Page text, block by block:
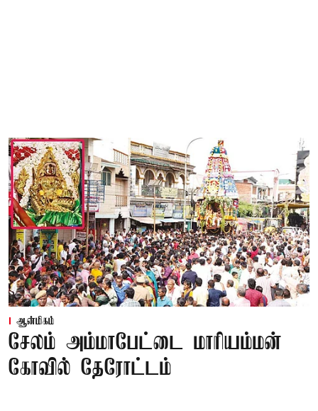
ஆன்மிகம்
சேலம் அம்மாபேட்டை மாரியம்மன்
கோவில் தேரோட்டம்